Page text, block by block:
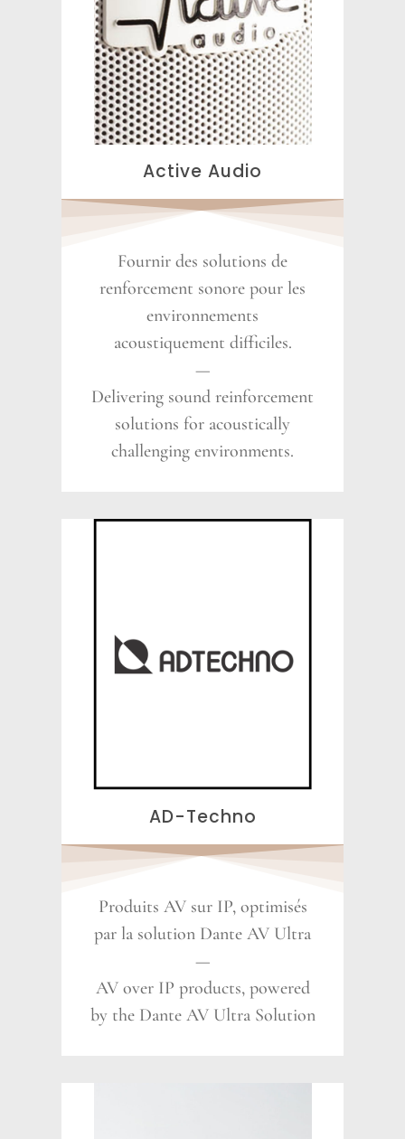
Active Audio
Fournir des solutions de
renforcement sonore pour les
environnements
acoustiquement difficiles.
—
Delivering sound reinforcement
solutions for acoustically
challenging environments.
AD-Techno
Produits AV sur IP, optimisés
par la solution Dante AV Ultra
—
AV over IP products, powered
by the Dante AV Ultra Solution